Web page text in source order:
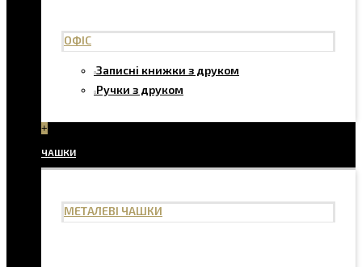
ОФІС
Записні книжки з друком
Ручки з друком
+
ЧАШКИ
МЕТАЛЕВІ ЧАШКИ